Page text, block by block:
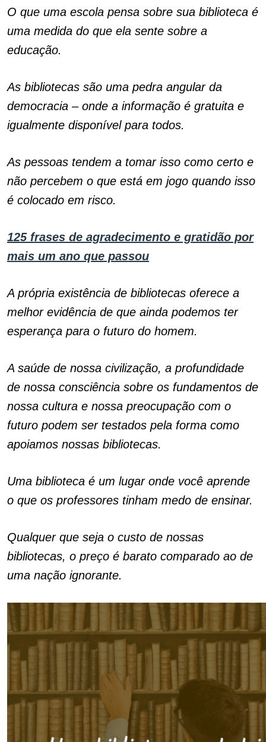
O que uma escola pensa sobre sua biblioteca é
uma medida do que ela sente sobre a
educação.
As bibliotecas são uma pedra angular da
democracia – onde a informação é gratuita e
igualmente disponível para todos.
As pessoas tendem a tomar isso como certo e
não percebem o que está em jogo quando isso
é colocado em risco.
125 frases de agradecimento e gratidão por
mais um ano que passou
A própria existência de bibliotecas oferece a
melhor evidência de que ainda podemos ter
esperança para o futuro do homem.
A saúde de nossa civilização, a profundidade
de nossa consciência sobre os fundamentos de
nossa cultura e nossa preocupação com o
futuro podem ser testados pela forma como
apoiamos nossas bibliotecas.
Uma biblioteca é um lugar onde você aprende
o que os professores tinham medo de ensinar.
Qualquer que seja o custo de nossas
bibliotecas, o preço é barato comparado ao de
uma nação ignorante.